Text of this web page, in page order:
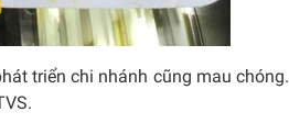
triển chi nhánh cũng mau chóng.